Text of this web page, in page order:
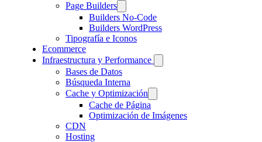
Page Builders
Builders No-Code
Builders WordPress
Tipografía e Iconos
Ecommerce
Infraestructura y Performance
Bases de Datos
Búsqueda Interna
Cache y Optimización
Cache de Página
Optimización de Imágenes
CDN
Hosting